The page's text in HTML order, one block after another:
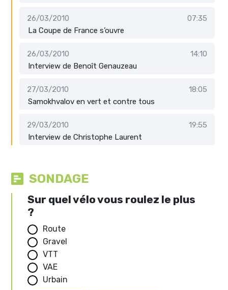
26/03/2010
07:35
La Coupe de France s’ouvre
26/03/2010
14:10
Interview de Benoît Genauzeau
27/03/2010
18:05
Samokhvalov en vert et contre tous
29/03/2010
19:55
Interview de Christophe Laurent
SONDAGE
Sur quel vélo vous roulez le plus
?
Route
Gravel
VTT
VAE
Urbain